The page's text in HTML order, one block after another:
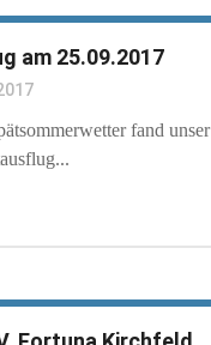
am 25.09.2017
fand unser